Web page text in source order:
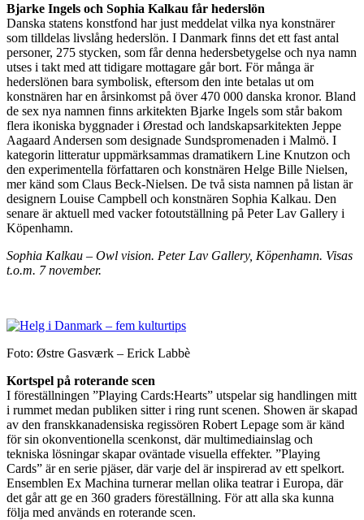
Bjarke Ingels och Sophia Kalkau får hederslön
Danska statens konstfond har just meddelat vilka nya konstnärer
som tilldelas livslång hederslön. I Danmark finns det ett fast antal
personer, 275 stycken, som får denna hedersbetygelse och nya namn
utses i takt med att tidigare mottagare går bort. För många är
hederslönen bara symbolisk, eftersom den inte betalas ut om
konstnären har en årsinkomst på över 470 000 danska kronor. Bland
de sex nya namnen finns arkitekten Bjarke Ingels som står bakom
flera ikoniska byggnader i Ørestad och landskapsarkitekten Jeppe
Aagaard Andersen som designade Sundspromenaden i Malmö. I
kategorin litteratur uppmärksammas dramatikern Line Knutzon och
den experimentella författaren och konstnären Helge Bille Nielsen,
mer känd som Claus Beck-Nielsen. De två sista namnen på listan är
designern Louise Campbell och konstnären Sophia Kalkau. Den
senare är aktuell med vacker fotoutställning på Peter Lav Gallery i
Köpenhamn.
Sophia Kalkau – Owl vision. Peter Lav Gallery, Köpenhamn. Visas
t.o.m. 7 november.
Foto: Østre Gasværk – Erick Labbè
Kortspel på roterande scen
I föreställningen ”Playing Cards:Hearts” utspelar sig handlingen mitt
i rummet medan publiken sitter i ring runt scenen. Showen är skapad
av den franskkanadensiska regissören Robert Lepage som är känd
för sin okonventionella scenkonst, där multimediainslag och
tekniska lösningar skapar oväntade visuella effekter. ”Playing
Cards” är en serie pjäser, där varje del är inspirerad av ett spelkort.
Ensemblen Ex Machina turnerar mellan olika teatrar i Europa, där
det går att ge en 360 graders föreställning. För att alla ska kunna
följa med används en roterande scen.